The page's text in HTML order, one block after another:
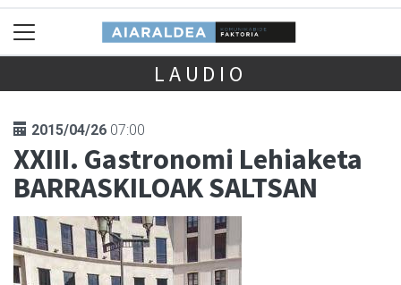
LAUDIO
2015/04/26 07:00
XXIII. Gastronomi Lehiaketa
BARRASKILOAK SALTSAN